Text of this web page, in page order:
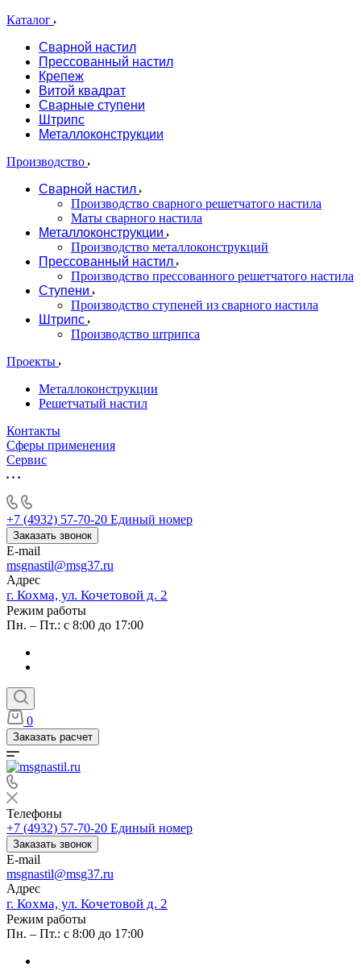
Каталог
Сварной настил
Прессованный настил
Крепеж
Витой квадрат
Сварные ступени
Штрипс
Металлоконструкции
Производство
Сварной настил
Производство сварного решетчатого настила
Маты сварного настила
Металлоконструкции
Производство металлоконструкций
Прессованный настил
Производство прессованного решетчатого настила
Ступени
Производство ступеней из сварного настила
Штрипс
Производство штрипса
Проекты
Металлоконструкции
Решетчатый настил
Контакты
Сферы применения
Сервис
+7 (4932) 57-70-20 Единый номер
Заказать звонок
E-mail
msgnastil@msg37.ru
Адрес
г. Кохма, ул. Кочетовой д. 2
Режим работы
Пн. – Пт.: с 8:00 до 17:00
0
Заказать расчет
Телефоны
+7 (4932) 57-70-20 Единый номер
Заказать звонок
E-mail
msgnastil@msg37.ru
Адрес
г. Кохма, ул. Кочетовой д. 2
Режим работы
Пн. – Пт.: с 8:00 до 17:00